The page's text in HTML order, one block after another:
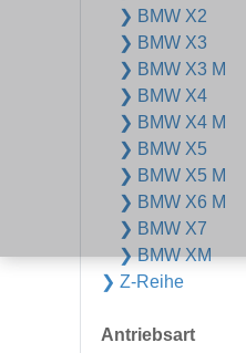
❯ BMW X2
❯ BMW X3
❯ BMW X3 M
❯ BMW X4
❯ BMW X4 M
❯ BMW X5
❯ BMW X5 M
❯ BMW X6 M
❯ BMW X7
❯ BMW XM
❯ Z-Reihe
Antriebsart